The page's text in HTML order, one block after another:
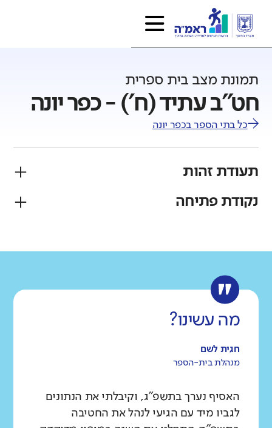
תמונת מצב בית ספרית
חט"ב עתיד (ח') - כפר יונה
כל בתי הספר בכפר יונה
תעודת זהות
פיקוח
שפה
נקודת פתיחה
רקע חברתי כלכלי
מה עשינו?
חגית לשם
מנהלת בית-הספר
האסיף נערך בתשפ"ג, וקיבלתי את הנתונים
לגביו מיד עם הגיעי לנהל את החטיבה